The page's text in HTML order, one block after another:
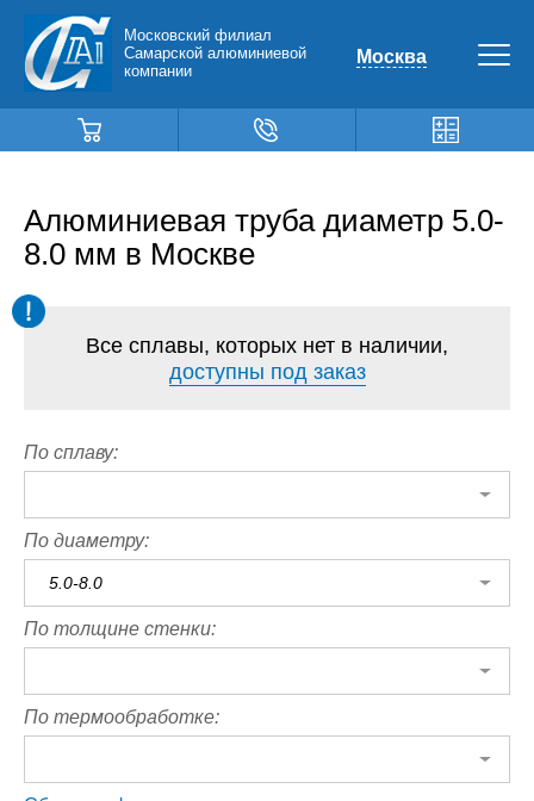
Московский филиал
Самарской алюминиевой
компании
Москва
Алюминиевая труба диаметр 5.0-
8.0 мм в Москве
Все сплавы, которых нет в наличии,
доступны под заказ
По сплаву:
По диаметру:
5.0-8.0
По толщине стенки:
По термообработке: